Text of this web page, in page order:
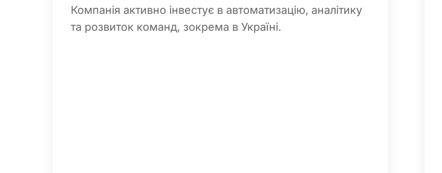
Компанія активно інвестує в автоматизацію, аналітику
та розвиток команд, зокрема в Україні.